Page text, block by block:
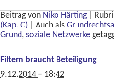
Beitrag von Niko Härting
(Kap. C)
Auch als
Grund, soziale Netzwerke
Filtern braucht Beteiligung
9.12.2014 – 18:42